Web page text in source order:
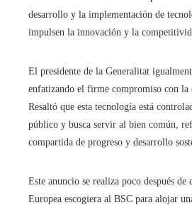
desarrollo y la implementación de
impulsen la innovación y la
El presidente de la Generalitat
enfatizando el firme compromiso con la
Resaltó que esta tecnología está
público y busca servir al bien común,
compartida de progreso y desarrollo
Este anuncio se realiza poco después de
Europea escogiera al BSC para alojar